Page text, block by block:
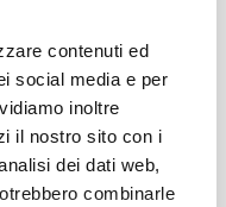
contenuti ed
social media e per
inoltre
il nostro sito con i
dei dati web,
combinarle